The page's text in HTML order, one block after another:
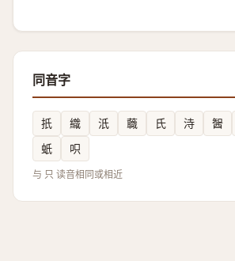
同音字
扺 織 汦 蘵 氏 洔 䣽
蚔
呮
与 只 读音相同或相近